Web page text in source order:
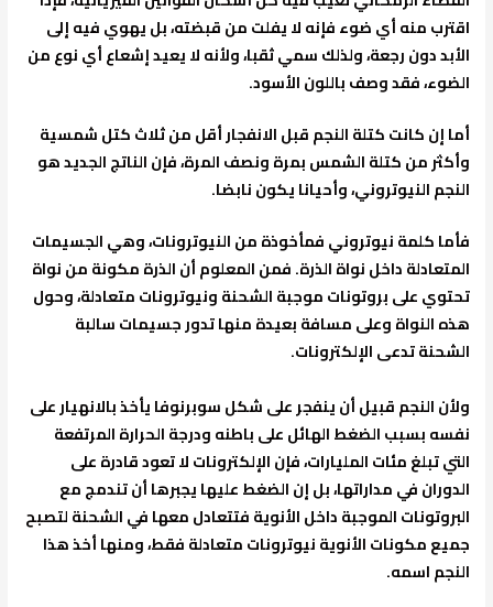
اقترب منه أي ضوء فإنه لا يفلت من قبضته، بل يهوي فيه إلى
الأبد دون رجعة، ولذلك سمي ثقبا، ولأنه لا يعيد إشعاع أي نوع من
الضوء، فقد وصف باللون الأسود.
أما إن كانت كتلة النجم قبل الانفجار أقل من ثلاث كتل شمسية
وأكثر من كتلة الشمس بمرة ونصف المرة، فإن الناتج الجديد هو
النجم النيوتروني، وأحيانا يكون نابضا.
فأما كلمة نيوتروني فمأخوذة من النيوترونات، وهي الجسيمات
المتعادلة داخل نواة الذرة. فمن المعلوم أن الذرة مكونة من نواة
تحتوي على بروتونات موجبة الشحنة ونيوترونات متعادلة، وحول
هذه النواة وعلى مسافة بعيدة منها تدور جسيمات سالبة
الشحنة تدعى الإلكترونات.
ولأن النجم قبيل أن ينفجر على شكل سوبرنوفا يأخذ بالانهيار على
نفسه بسبب الضغط الهائل على باطنه ودرجة الحرارة المرتفعة
التي تبلغ مئات المليارات، فإن الإلكترونات لا تعود قادرة على
الدوران في مداراتها، بل إن الضغط عليها يجبرها أن تندمج مع
البروتونات الموجبة داخل الأنوية فتتعادل معها في الشحنة لتصبح
جميع مكونات الأنوية نيوترونات متعادلة فقط، ومنها أخذ هذا
النجم اسمه.